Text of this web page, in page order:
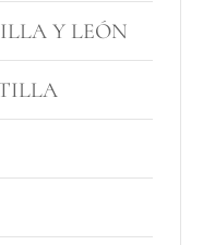
Y LEÓN